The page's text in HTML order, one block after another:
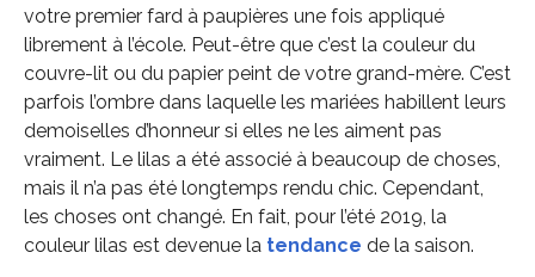
votre premier fard à paupières une fois appliqué
librement à l’école. Peut-être que c’est la couleur du
couvre-lit ou du papier peint de votre grand-mère. C’est
parfois l’ombre dans laquelle les mariées habillent leurs
demoiselles d’honneur si elles ne les aiment pas
vraiment. Le lilas a été associé à beaucoup de choses,
mais il n’a pas été longtemps rendu chic. Cependant,
les choses ont changé. En fait, pour l’été 2019, la
couleur lilas est devenue la tendance de la saison.